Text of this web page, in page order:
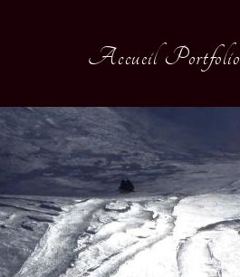
Accueil Portfolio